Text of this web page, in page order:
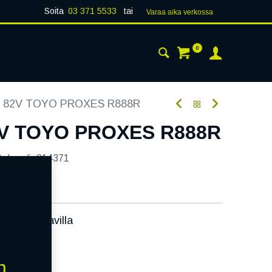
Soita 03 371 5533 tai Varaa aika verk​​​​ossa
0
82V TOYO PROXES R888R
TOYO PROXES R888R
214371
Saatavilla